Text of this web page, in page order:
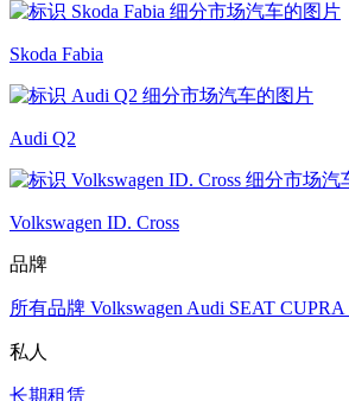
Skoda Fabia
Audi Q2
Volkswagen ID. Cross
品牌
所有品牌 VolkswagenAudi SEAT CUPRA
私人
长期租赁